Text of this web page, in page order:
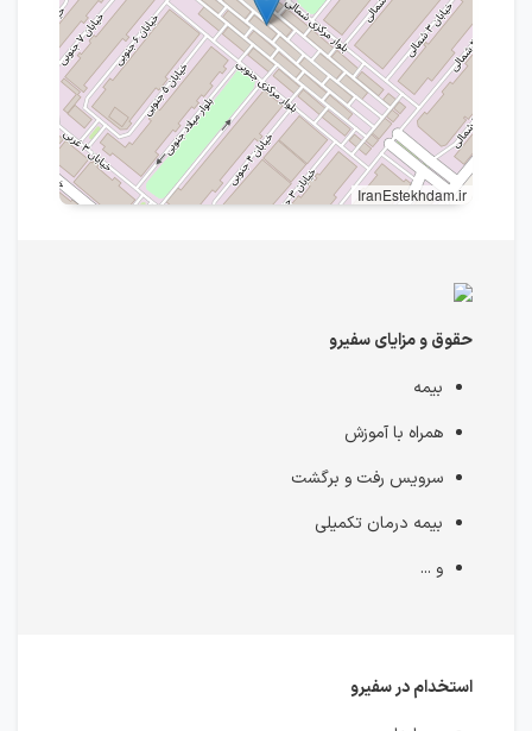
IranEstekhdam.ir
حقوق و مزایای سفیرو
بیمه
همراه با آموزش
سرویس رفت و برگشت
بیمه درمان تکمیلی
و ...
استخدام در سفیرو